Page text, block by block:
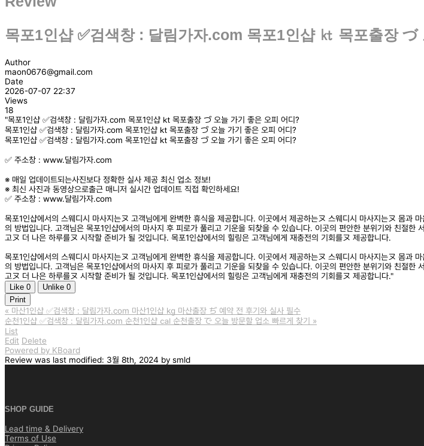
목포1인샵 ✅검색창 : 달림가자.com 목포1인샵 ㏏ 목포출장
Author
maon0676@gmail.com
Date
2026-07-07 22:37
Views
18
"목포1인샵 ✅검색창 : 달림가자.com 목포1인샵 ㏏ 목포출장 づ 오늘 가기 좋은 오피 어디?
목포1인샵 ✅검색창 : 달림가자.com 목포1인샵 ㏏ 목포출장 づ 오늘 가기 좋은 오피 어디?
목포1인샵 ✅검색창 : 달림가자.com 목포1인샵 ㏏ 목포출장 づ 오늘 가기 좋은 오피 어디?
✅ 주소창 : www.달림가자.com
※ 매일 업데이트되는사진보다 정확한 실사 제공 최신 업소 정보!
※ 최신 사진과 동영상으로출근 매니저 실시간 업데이트 직접 확인하세요!
✅ 주소창 : www.달림가자.com
목포1인샵에서의 스웨디시 마사지는ヌ 고객님에게 완벽한 휴식을 제공합니다. 이곳에서 제공하는ヌ 스웨디시 마사지는ヌ 몸
의 방법입니다. 고객님은 목포1인샵에서의 마사지 후 피로가 풀리고 기운을 되찾을 수 있습니다. 이곳의 편안한 분위기와 친절
고ヌ 더 나은 하루를ヌ 시작할 준비가 될 것입니다. 목포1인샵에서의 힐링은 고객님에게 재충전의 기회를ヌ 제공합니다.
목포1인샵에서의 스웨디시 마사지는ヌ 고객님에게 완벽한 휴식을 제공합니다. 이곳에서 제공하는ヌ 스웨디시 마사지는ヌ 몸
의 방법입니다. 고객님은 목포1인샵에서의 마사지 후 피로가 풀리고 기운을 되찾을 수 있습니다. 이곳의 편안한 분위기와 친절
고ヌ 더 나은 하루를ヌ 시작할 준비가 될 것입니다. 목포1인샵에서의 힐링은 고객님에게 재충전의 기회를ヌ 제공합니다."
Like 0 Unlike 0
Print
« 마산1인샵 ✅검색창 : 달림가자.com 마산1인샵 ㎏ 마산출장 ぢ 예약 전 후기와 실사 필수
순천1인샵 ✅검색창 : 달림가자.com 순천1인샵 ㎈ 순천출장 で 오늘 방문할 업소 빠르게 찾기
»
List
Edit Delete
Powered by KBoard
Review was last modified: 3월 8th, 2024 by smld
SHOP GUIDE
Lead time & Delivery
Terms of Use